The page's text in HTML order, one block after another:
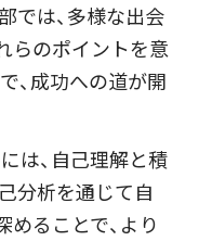
では、多様な出会
らのポイントを意
、成功への道が開
は、自己理解と積
分析を通じて自
めることで、より